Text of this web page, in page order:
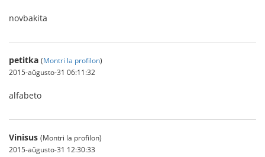
novbakita
petitka (Montri la profilon)
2015-aŭgusto-31 06:11:32
alfabeto
Vinisus (Montri la profilon)
2015-aŭgusto-31 12:30:33